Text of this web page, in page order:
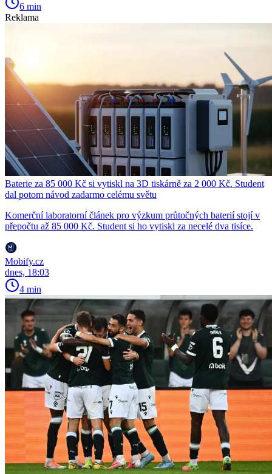
6 min
Reklama
Baterie za 85 000 Kč si vytiskl na 3D tiskárně za 2 000 Kč. Student
dal potom návod zadarmo celému světu
Komerční laboratorní článek pro výzkum průtočných baterií stojí v
přepočtu až 85 000 Kč. Student si ho vytiskl za necelé dva tisíce.
Mobify.cz
dnes, 18:03
4 min